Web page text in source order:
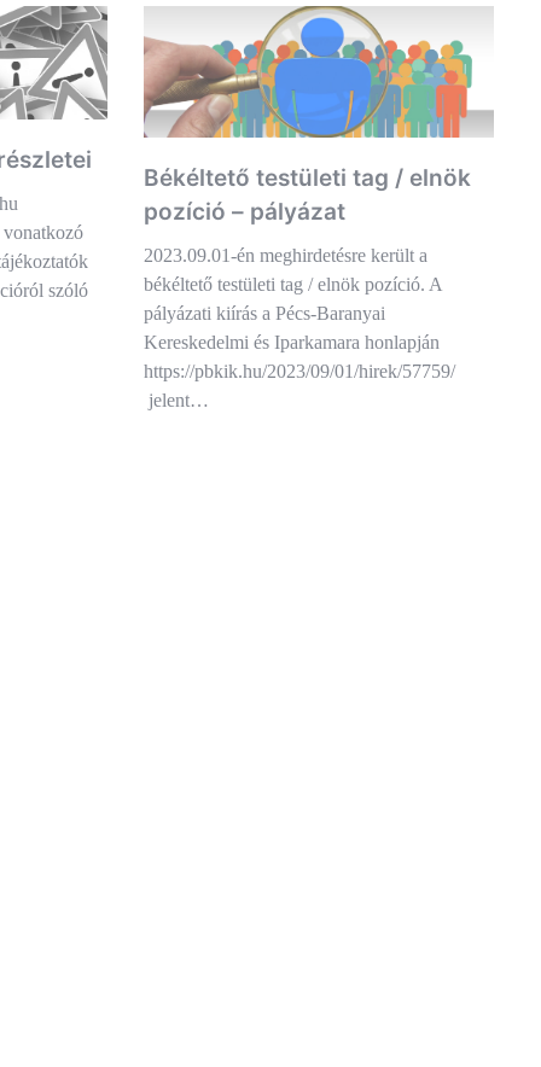
szóló
Békéltető testületi tag / elnök
pozíció – pályázat
2023.09.01-én meghirdetésre került a
békéltető testületi tag / elnök pozíció. A
pályázati kiírás a Pécs-Baranyai
Kereskedelmi és Iparkamara honlapján
https://pbkik.hu/2023/09/01/hirek/57759/
jelent…